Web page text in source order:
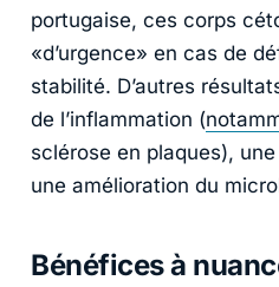
portugaise, ces corps
«d’urgence» en cas de
stabilité. D’autres
de l’inflammation (
sclérose en plaques),
une amélioration du
Bénéfices à